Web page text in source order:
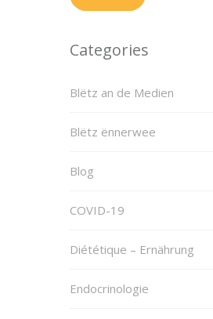
Categories
Blëtz an de Medien
Blëtz ënnerwee
Blog
COVID-19
Diététique – Ernährung
Endocrinologie